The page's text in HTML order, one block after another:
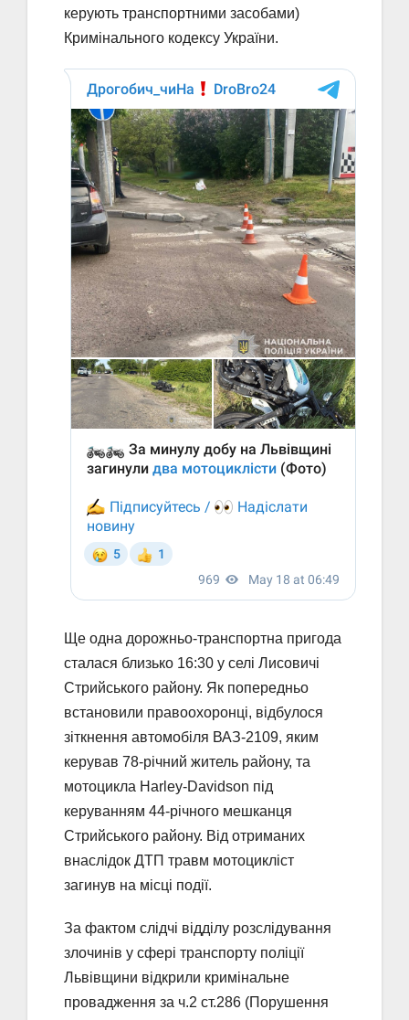
керують транспортними засобами)
Кримінального кодексу України.
Ще одна дорожньо-транспортна пригода
сталася близько 16:30 у селі Лисовичі
Стрийського району. Як попередньо
встановили правоохоронці, відбулося
зіткнення автомобіля ВАЗ-2109, яким
керував 78-річний житель району, та
мотоцикла Harley-Davidson під
керуванням 44-річного мешканця
Стрийського району. Від отриманих
внаслідок ДТП травм мотоцикліст
загинув на місці події.
За фактом слідчі відділу розслідування
злочинів у сфері транспорту поліції
Львівщини відкрили кримінальне
провадження за ч.2 ст.286 (Порушення